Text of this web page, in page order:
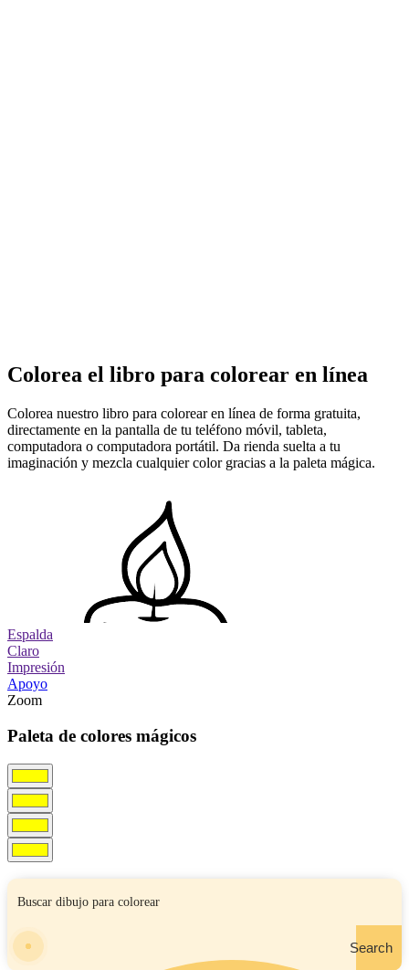
Colorea el libro para colorear en línea
Colorea nuestro libro para colorear en línea de forma gratuita,
directamente en la pantalla de tu teléfono móvil, tableta,
computadora o computadora portátil. Da rienda suelta a tu
imaginación y mezcla cualquier color gracias a la paleta mágica.
Espalda
Claro
Impresión
Apoyo
Zoom
Paleta de colores mágicos
Search